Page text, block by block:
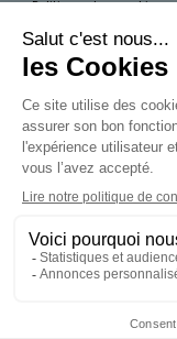
Politique des cookies
Accessibilité
Pour votre santé,
aux
La
moment